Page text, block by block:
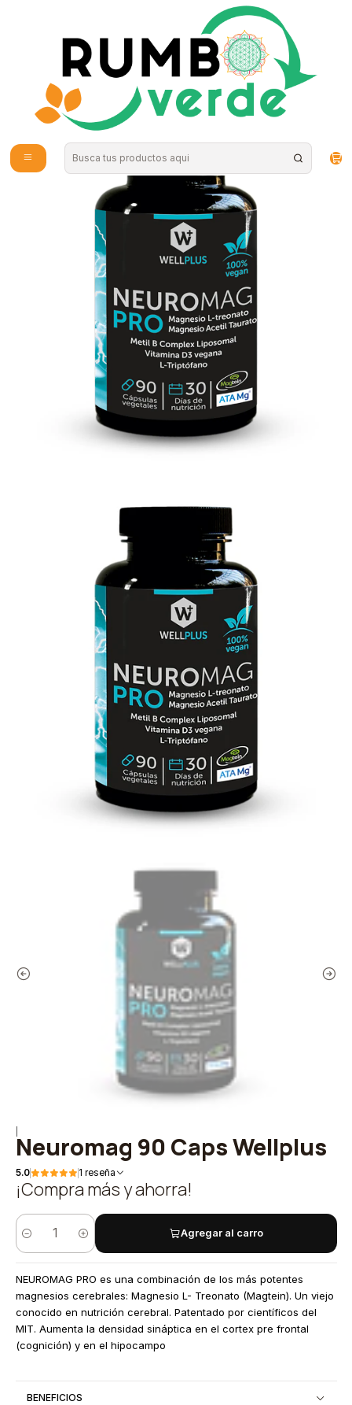
Envío gratis por compras sobre los 59.990 en la provincia de Santiago
Nutrición Deportiva
Neuromag 90 Caps Wellplus
5.0 1 reseña
¡Compra más y ahorra!
Cantidad
Agregar al carro
NEUROMAG PRO es una combinación de los más potentes
magnesios cerebrales: Magnesio L- Treonato (Magtein). Un viejo
conocido en nutrición cerebral. Patentado por científicos del
MIT. Aumenta la densidad sináptica en el cortex pre frontal
(cognición) y en el hipocampo
BENEFICIOS